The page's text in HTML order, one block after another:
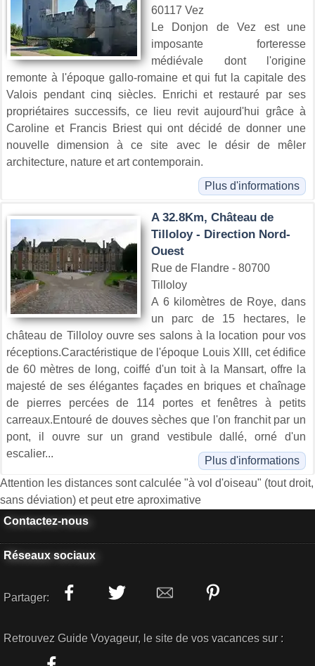
60117 Vez
Le Donjon de Vez est une
imposante forteresse
médiévale dont l'origine
remonte à l'époque gallo-romaine et qui fut la capitale des
Valois pendant cinq siècles. Enrichi et restauré par ses
propriétaires successifs, ce lieu revit aujourd'hui grâce à
Caroline et Francis Briest qui ont décidé de donner une
nouvelle dimension à ce site avec le désir de mêler
architecture, nature et art contemporain.
Plus d'informations
A 32.8Km, Château de
Tilloloy - Direction Nord-
Ouest
Rue de Flandre - 80700
Tilloloy
A 6 kilomètres de Roye, dans
un parc de 15 hectares, le
château de Tilloloy ouvre ses salons à la location pour vos
réceptions.Caractéristique de l'époque Louis XIII, cet édifice
de 60 mètres de long, coiffé d'un toit à la Mansart, offre la
majesté de ses élégantes façades en briques et chaînage
de pierres percées de 114 portes et fenêtres à petits
carreaux.Entouré de douves sèches que l'on franchit par un
pont, il ouvre sur un grand vestibule dallé, orné d'un
escalier...
Plus d'informations
Attention les distances sont calculée "à vol d'oiseau" (tout droit,
sans déviation) et peut etre aproximative
Contactez-nous
Réseaux sociaux
Partager:
Retrouvez Guide Voyageur, le site de vos vacances sur :